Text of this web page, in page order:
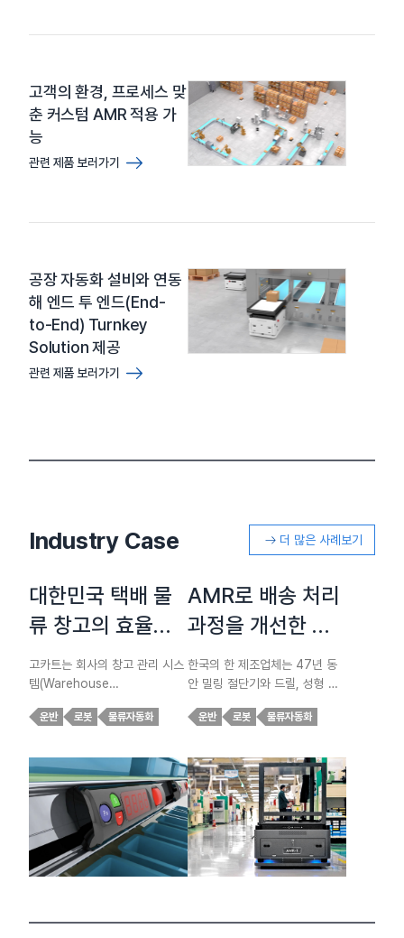
고객의 환경, 프로세스 맞
춘 커스텀 AMR 적용 가
능
관련 제품 보러가기
공장 자동화 설비와 연동
해 엔드 투 엔드(End-
to-End) Turnkey
Solution 제공
관련 제품 보러가기
Industry Case 더 많은 사례보기
대한민국 택배 물
류 창고의 효율성
과 안전성을 향상
시키는 유진로봇
고카트 AMR
고카트는 회사의 창고 관리 시스
템(Warehouse
WMS)과 주문 선별 솔루션 및
지정된 지점으로 자동으로 이동
하여 지정된 구역에 고정 작업자
가 주문을 받아 이행하고 상품을
최종 포장 구역으로 운반할 수 있
도록 지원합니다. 도입 후 3개월
이 지난 현재, 물류 창고에서는
상당한 개선이 이루어졌습니다.
운반 로봇 물류자동화
AMR로 배송 처리
과정을 개선한 절
삭 공구 제조업체
한국의 한 제조업체는 47년 동
안 밀링 절단기와 드릴, 성형 공
혁신을 선도해 왔습니다. 창립 이
헌신, 최신 기술의 발전에 적응해
온 이 기업은 이제 유진로봇 고카
트 AMR을 도입하여 새로운 혁
신의 물결을 받아들이고 있습니
다.
운반 로봇 물류자동화